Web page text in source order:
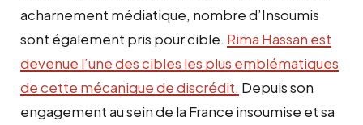
acharnement médiatique, nombre d’Insoumis
sont également pris pour cible. Rima Hassan est
devenue l’une des cibles les plus emblématiques
de cette mécanique de discrédit. Depuis son
engagement au sein de la France insoumise et sa